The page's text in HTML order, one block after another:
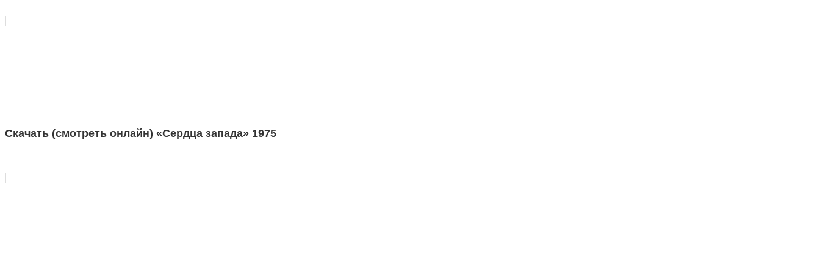
Скачать (смотреть онлайн) «Сердца запада» 1975